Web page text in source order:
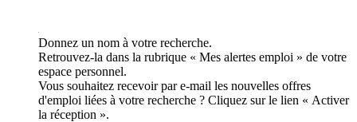
Donnez un nom à votre recherche.
Retrouvez-la dans la rubrique « Mes alertes emploi » de votre
espace personnel.
Vous souhaitez recevoir par e-mail les nouvelles offres
d'emploi liées à votre recherche ? Cliquez sur le lien « Activer
la réception ».